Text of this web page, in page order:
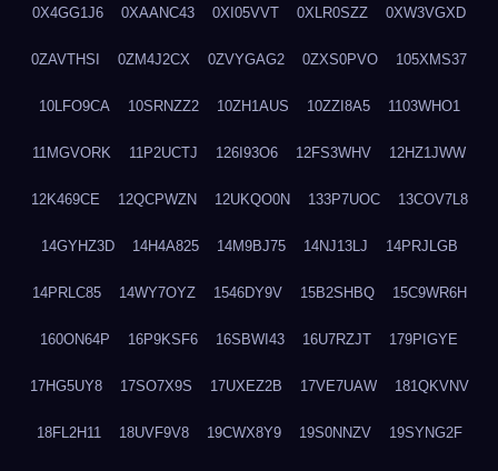
0X4GG1J6 0XAANC43 0XI05VVT 0XLR0SZZ 0XW3VGXD
0ZAVTHSI 0ZM4J2CX 0ZVYGAG2 0ZXS0PVO 105XMS37
10LFO9CA 10SRNZZ2 10ZH1AUS 10ZZI8A5 1103WHO1
11MGVORK 11P2UCTJ 126I93O6 12FS3WHV 12HZ1JWW
12K469CE 12QCPWZN 12UKQO0N 133P7UOC 13COV7L8
14GYHZ3D 14H4A825 14M9BJ75 14NJ13LJ 14PRJLGB
14PRLC85 14WY7OYZ 1546DY9V 15B2SHBQ 15C9WR6H
160ON64P 16P9KSF6 16SBWI43 16U7RZJT 179PIGYE
17HG5UY8 17SO7X9S 17UXEZ2B 17VE7UAW 181QKVNV
18FL2H11 18UVF9V8 19CWX8Y9 19S0NNZV 19SYNG2F